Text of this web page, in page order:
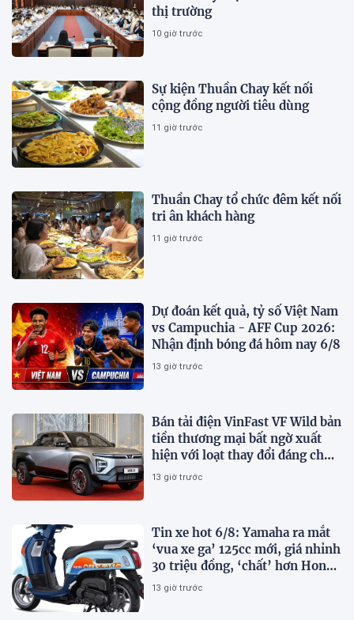
thị trường
10 giờ trước
Sự kiện Thuần Chay kết nối
cộng đồng người tiêu dùng
11 giờ trước
Thuần Chay tổ chức đêm kết nối
tri ân khách hàng
11 giờ trước
Dự đoán kết quả, tỷ số Việt Nam
vs Campuchia - AFF Cup 2026:
Nhận định bóng đá hôm nay 6/8
13 giờ trước
Bán tải điện VinFast VF Wild bản
tiền thương mại bất ngờ xuất
hiện với loạt thay đổi đáng chú
ý
13 giờ trước
Tin xe hot 6/8: Yamaha ra mắt
‘vua xe ga’ 125cc mới, giá nhỉnh
30 triệu đồng, ‘chất’ hơn Honda
Vision và SH Mode
13 giờ trước